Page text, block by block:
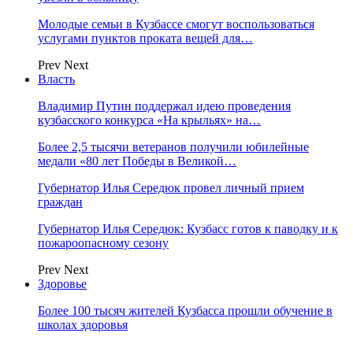
Молодые семьи в Кузбассе смогут воспользоваться
услугами пунктов проката вещей для…
Prev Next
Власть
Владимир Путин поддержал идею проведения
кузбасского конкурса «На крыльях» на…
Более 2,5 тысячи ветеранов получили юбилейные
медали «80 лет Победы в Великой…
Губернатор Илья Середюк провел личный прием
граждан
Губернатор Илья Середюк: Кузбасс готов к паводку и к
пожароопасному сезону
Prev Next
Здоровье
Более 100 тысяч жителей Кузбасса прошли обучение в
школах здоровья